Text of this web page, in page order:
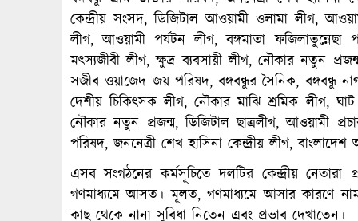
কেন্দ্রীয় সংসদ, ডিজিটাল আওয়ামী ওলামা লীগ,
লীগ, আওয়ামী পর্যটন লীগ, বঙ্গমাতা
মৎস্যজীবী লীগ, ক্ষুদ্র ব্যবসায়ী লীগ, নৌকার নতুন
সজীব ওয়াজেদ জয় পরিষদ, বঙ্গবন্ধুর সৈনিক, বঙ্গবন্ধু
দেশীয় চিকিৎসক লীগ, নৌকার মাঝি শ্রমিক লীগ,
নৌকার নতুন প্রজন্ম, ডিজিটাল ছাত্রলীগ, আওয়ামী
পরিষদ, জননেত্রী শেখ হাসিনা কেন্দ্রীয় লীগ,
এসব সংগঠনের কর্মসূচিতে দলটির কেন্দ্রীয়
গণমাধ্যমে আসত। মূলত, গণমাধ্যমে আসার কারণে
কাছ থেকে নানা সুবিধা নিতেন এবং প্রভাব দেখাতেন।